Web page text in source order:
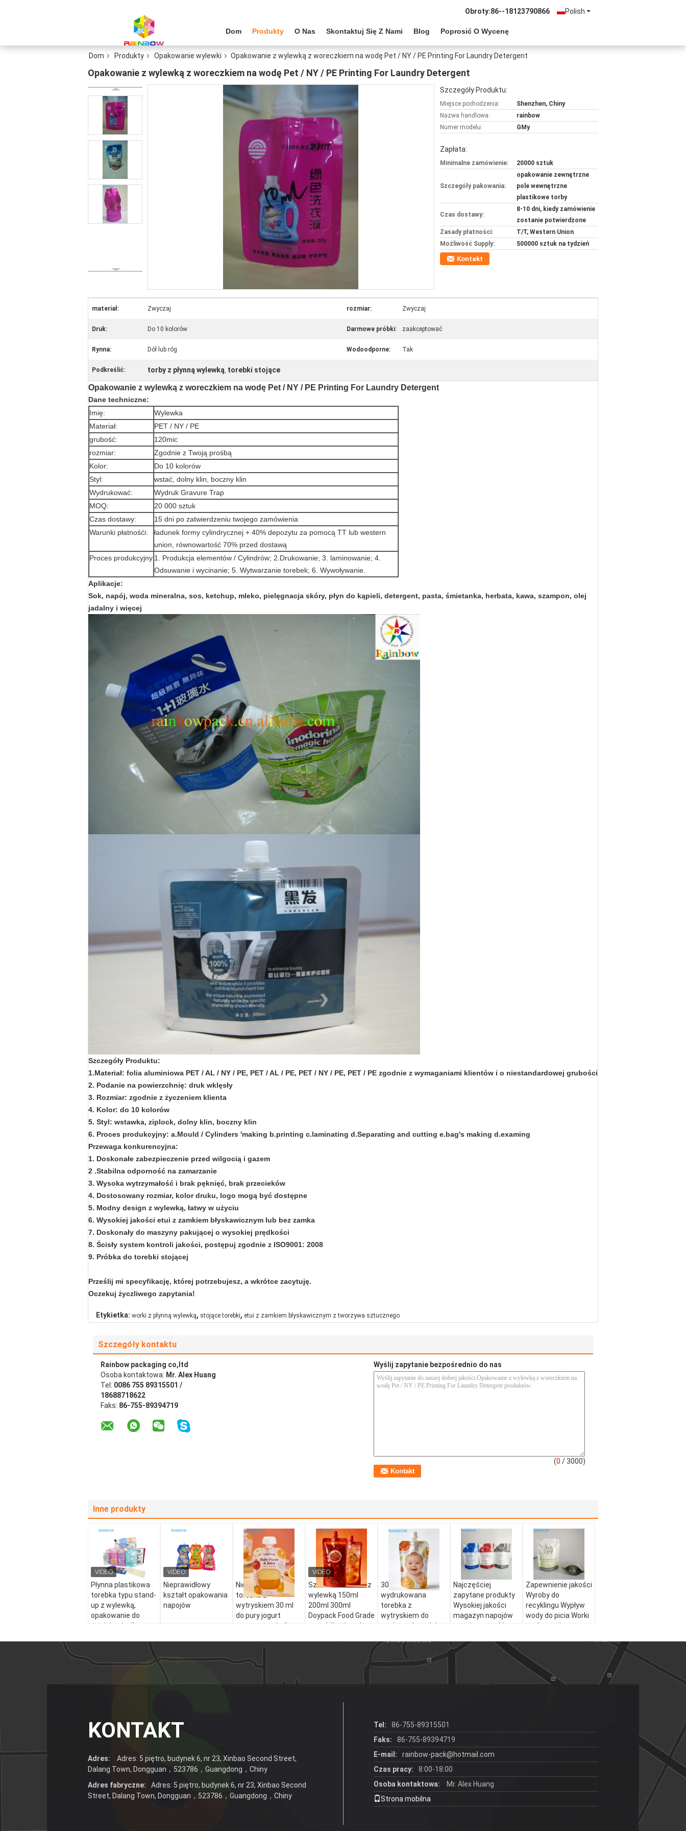
Polish
Obroty:86--18123790866
Dom Produkty O Nas Skontaktuj Się Z Nami Blog Poprosić O Wycenę
Dom Produkty Opakowanie wylewki Opakowanie z wylewką z woreczkiem na wodę Pet / NY / PE Printing For Laundry Detergent
Opakowanie z wylewką z woreczkiem na wodę Pet / NY / PE Printing For Laundry Detergent
Szczegóły Produktu:
Miejsce pochodzenia:
Shenzhen, Chiny
Nazwa handlowa:
rainbow
Numer modelu:
GMy
Zapłata:
Minimalne zamówienie: 20000 sztuk
Szczegóły pakowania:
opakowanie zewnętrzne
pole wewnętrzne
plastikowe torby
Czas dostawy:
8-10 dni, kiedy zamówienie
zostanie potwierdzone
Zasady płatności:
T/T, Western Union
Możliwość Supply:
500000 sztuk na tydzień
Kontakt
materiał: Zwyczaj rozmiar: Zwyczaj
Druk: Do 10 kolorów Darmowe próbki: zaakceptować
Rynna: Dół lub róg Wodoodporne: Tak
Podkreślić: torby z płynną wylewką, torebki stojące
Opakowanie z wylewką z woreczkiem na wodę Pet / NY / PE Printing For Laundry Detergent
Dane techniczne:
Imię:
Wylewka
Materiał:
PET / NY / PE
grubość:
120mic
rozmiar:
Zgodnie z Twoją prośbą
Kolor:
Do 10 kolorów
Styl:
wstać, dolny klin, boczny klin
Wydrukować:
Wydruk Gravure Trap
MOQ:
20 000 sztuk
Czas dostawy:
15 dni po zatwierdzeniu twojego zamówienia
Warunki płatnośći:
ładunek formy cylindrycznej + 40% depozytu za pomocą TT lub western
union, równowartość 70% przed dostawą
Proces produkcyjny 1. Produkcja elementów / Cylindrów; 2.Drukowanie; 3. laminowanie; 4.
Odsuwanie i wycinanie; 5. Wytwarzanie torebek; 6. Wywoływanie.
Aplikacje:
Sok, napój, woda mineralna, sos, ketchup, mleko, pielęgnacja skóry, płyn do kąpieli, detergent, pasta, śmietanka, herbata, kawa, szampon, olej
jadalny i więcej
Szczegóły Produktu:
1.Materiał: folia aluminiowa PET / AL / NY / PE, PET / AL / PE, PET / NY / PE, PET / PE zgodnie z wymaganiami klientów i o niestandardowej grubości
2. Podanie na powierzchnię: druk wklęsły
3. Rozmiar: zgodnie z życzeniem klienta
4. Kolor: do 10 kolorów
5. Styl: wstawka, ziplock, dolny klin, boczny klin
6. Proces produkcyjny: a.Mould / Cylinders 'making b.printing c.laminating d.Separating and cutting e.bag's making d.examing
Przewaga konkurencyjna:
1. Doskonałe zabezpieczenie przed wilgocią i gazem
2 .Stabilna odporność na zamarzanie
3. Wysoka wytrzymałość i brak pęknięć, brak przecieków
4. Dostosowany rozmiar, kolor druku, logo mogą być dostępne
5. Modny design z wylewką, łatwy w użyciu
6. Wysokiej jakości etui z zamkiem błyskawicznym lub bez zamka
7. Doskonały do ​​maszyny pakującej o wysokiej prędkości
8. Ścisły system kontroli jakości, postępuj zgodnie z ISO9001: 2008
9. Próbka do torebki stojącej
Prześlij mi specyfikację, której potrzebujesz, a wkrótce zacytuję.
Oczekuj życzliwego zapytania!
Etykietka: worki z płynną wylewką, stojące torebki, etui z zamkiem błyskawicznym z tworzywa sztucznego
Szczegóły kontaktu
Rainbow packaging co,ltd
Osoba kontaktowa: Mr. Alex Huang
Tel: 0086 755 89315501 /
18688718622
Faks: 86-755-89394719
Wyślij zapytanie bezpośrednio do nas
(0 / 3000)
Inne produkty
Płynna plastikowa
torebka typu stand-
up z wylewką,
opakowanie do
wyciskania dla
napojów, balsamu,
Nieprawidłowy
kształt opakowania
napojów
Niestandardowa
torebka z
wytryskiem 30 ml
do pury jogurt
owocowy sok dla
niemowląt
suplementy
żywnościowe
wytrysku
Szczelna torebka z
wylewką 150ml
200ml 300ml
Doypack Food Grade
sos chili galaretka
30 ml specjalnie
wydrukowana
torebka z
wytryskiem do
opakowań z soków
Najczęściej
zapytane produkty
Wysokiej jakości
magazyn napojów
napoje wytryski
plastikowe torebki
Zapewnienie jakości
Wyroby do
recyklingu Wypływ
wody do picia Worki
opakowaniowe
KONTAKT
Adres:
Adres: 5 piętro, budynek 6, nr 23, Xinbao Second Street,
Dalang Town, Dongguan，523786，Guangdong，Chiny
Adres fabryczne:
Adres: 5 piętro, budynek 6, nr 23, Xinbao Second
Street, Dalang Town, Dongguan，523786，Guangdong，Chiny
Tel:
86-755-89315501
Faks:
86-755-89394719
E-mail:
rainbow-pack@hotmail.com
Czas pracy:
8:00-18:00
Osoba kontaktowa:
Mr. Alex Huang
Strona mobilna